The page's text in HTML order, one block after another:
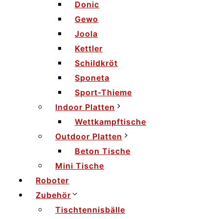
Donic
Gewo
Joola
Kettler
Schildkröt
Sponeta
Sport-Thieme
Indoor Platten
Wettkampftische
Outdoor Platten
Beton Tische
Mini Tische
Roboter
Zubehör
Tischtennisbälle